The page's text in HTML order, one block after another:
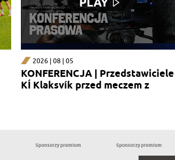
2026 | 08 | 05
KONFERENCJA | Przedstawiciele
KÍ Klaksvík przed meczem z
Sponsorzy premium Sponsorzy premium